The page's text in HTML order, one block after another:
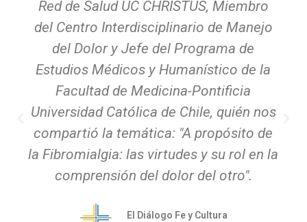
Red de Salud UC CHRISTUS, Miembro
del Centro Interdisciplinario de Manejo
del Dolor y Jefe del Programa de
Estudios Médicos y Humanístico de la
Facultad de Medicina-Pontificia
Universidad Católica de Chile, quién nos
compartió la temática: "A propósito de
la Fibromialgia: las virtudes y su rol en la
comprensión del dolor del otro".
El Diálogo Fe y Cultura